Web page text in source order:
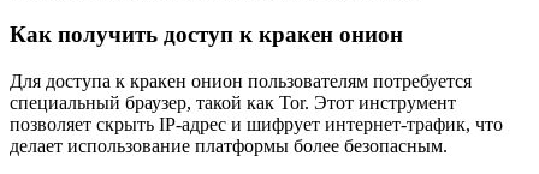
Как получить доступ к кракен онион
Для доступа к кракен онион пользователям потребуется
специальный браузер, такой как Tor. Этот инструмент
позволяет скрыть IP-адрес и шифрует интернет-трафик, что
делает использование платформы более безопасным.